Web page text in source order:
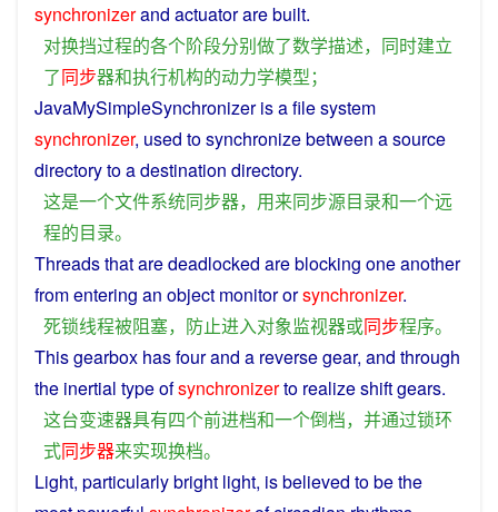
synchronizerand actuatorarebuilt.
对换挡过程的各个阶段分别做了数学描述， 同时建立
了同步器和执行机构的动力学模型；
JavaMySimpleSynchronizerisafilesystem
synchronizer, used tosynchronizebetween asource
directorytoadestination directory.
这是一个文件系统同步器， 用来同步源目录和一个远
程的目录。
Threadsthataredeadlocked areblocking one another
fromentering an object monitororsynchronizer.
死锁线程被阻塞， 防止进入对象监视器或同步程序。
Thisgearbox hasfourand a reversegear, and through
the inertial typeofsynchronizerto realizeshiftgears.
这台变速器具有四个前进档和一个倒档， 并通过锁环
式同步器来实现换档。
Light, particularlybright light, isbelieved tobethe